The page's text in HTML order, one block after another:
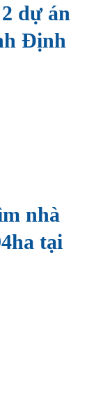
dự án
Định
nhà
tại